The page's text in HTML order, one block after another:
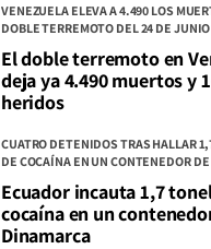
VENEZUELA ELEVA A 4.490 LOS
DOBLE TERREMOTO DEL 24 DE JUNIO
El doble terremoto en
deja ya 4.490 muertos y
heridos
CUATRO DETENIDOS TRAS HALLAR
DE COCAÍNA EN UN CONTENEDOR
Ecuador incauta 1,7
cocaína en un
Dinamarca